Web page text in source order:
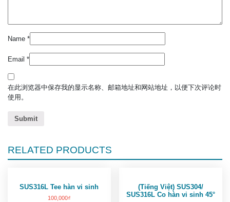
Name *
Email *
在此浏览器中保存我的显示名称、邮箱地址和网站地址，以便下次评论时
使用。
RELATED PRODUCTS
SUS316L Tee hàn vi sinh
100,000₫
(Tiếng Việt) SUS304/
SUS316L Co hàn vi sinh 45°